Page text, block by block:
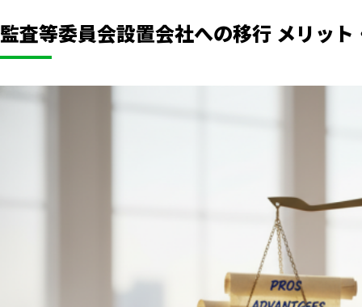
監査等委員会設置会社への移行 メリッ